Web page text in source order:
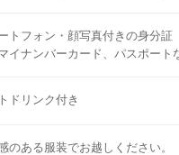
トフォン・顔写真付きの身分証
イナンバーカード、パスポート
ドリンク付き
のある服装でお越しください。